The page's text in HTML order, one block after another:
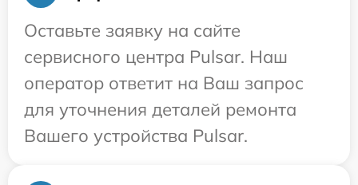
Оставьте заявку на сайте
сервисного центра Pulsar. Наш
оператор ответит на Ваш запрос
для уточнения деталей ремонта
Вашего устройства Pulsar.